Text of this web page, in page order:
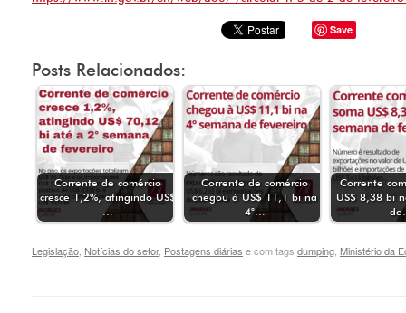
Save
Posts Relacionados:
Corrente de comércio
cresce 1,2%, atingindo US$
…
Corrente de comércio
chegou à US$ 11,1 bi na
4°…
Corrente
US$ 8,38 bi
Legislação Notícias do setor, Postagens diárias e com tags dumping Ministério da